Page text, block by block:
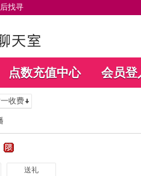
找寻
点数充值中心 会员登
收费
送礼